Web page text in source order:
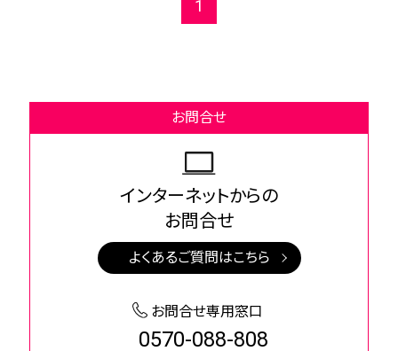
1
お問合せ
インターネットからの
お問合せ
よくあるご質問はこちら
お問合せ専用窓口
0570-088-808